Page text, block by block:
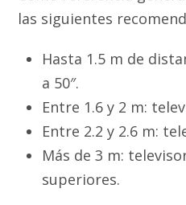
las siguientes
Hasta 1.5 m de
a 50″.
Entre 1.6 y 2 m:
Entre 2.2 y 2.6 m:
Más de 3 m:
superiores.